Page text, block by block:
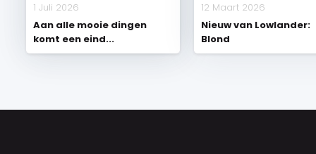
1 Juli 2026
Aan alle mooie dingen
komt een eind...
12 Maart 2026
Nieuw van Lowlander:
Blond